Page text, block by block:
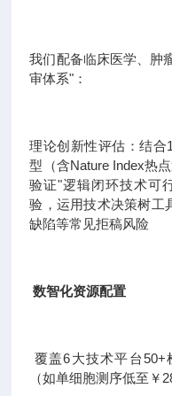
我们配备临床医学、肿
审体系"：
理论创新性评估：结合
型（含Nature Index热
验证"逻辑闭环技术可
验，运用技术决策树工
缺陷等常见拒稿风险
数智化资源配置
覆盖6大技术平台
（如单细胞测序低至￥